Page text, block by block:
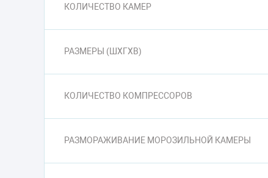
КОЛИЧЕСТВО КАМЕР
РАЗМЕРЫ (ШXГXВ)
КОЛИЧЕСТВО КОМПРЕССОРОВ
РАЗМОРАЖИВАНИЕ МОРОЗИЛЬНОЙ КАМЕРЫ